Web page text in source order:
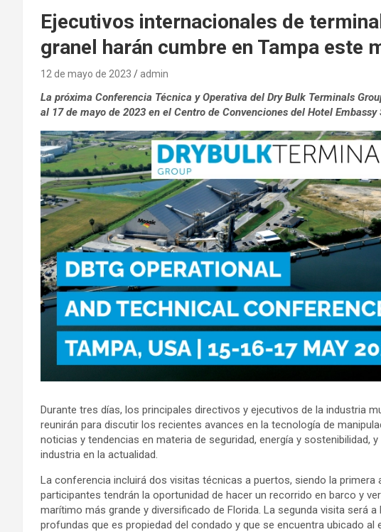
Ejecutivos internacionales de
granel harán cumbre en Tampa este
12 de mayo de 2023 admin
La próxima Conferencia Técnica y Operativa del Dry Bulk Terminals
al 17 de mayo de 2023 en el Centro de Convenciones del Hotel
Durante tres días, los principales directivos y ejecutivos de la industria
reunirán para discutir los recientes avances en la tecnología de
noticias y tendencias en materia de seguridad, energía y sostenibilidad,
industria en la actualidad.
La conferencia incluirá dos visitas técnicas a puertos, siendo la primera
participantes tendrán la oportunidad de hacer un recorrido en barco y
marítimo más grande y diversificado de Florida. La segunda visita será
profundas que es propiedad del condado y que se encuentra ubicado al